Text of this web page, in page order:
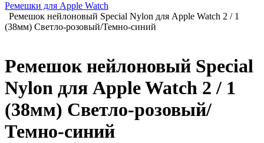
Ремешки для Apple Watch
Ремешок нейлоновый Special Nylon для Apple Watch 2 / 1
(38мм) Светло-розовый/Темно-синий
Ремешок нейлоновый Special
Nylon для Apple Watch 2 / 1
(38мм) Светло-розовый/
Темно-синий